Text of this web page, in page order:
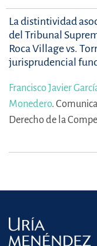
La distintividad
del Tribunal
Roca Village vs.
jurisprudencial
Francisco Javier
Monedero.
Derecho de la